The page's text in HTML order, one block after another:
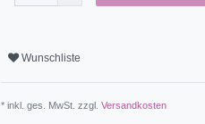
Wunschliste
* inkl. ges. MwSt. zzgl. Versandkosten